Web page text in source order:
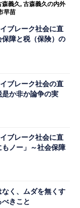
森義久, 古森義久の内外
早苗
ブレーク社会に直
障と税（保険）の
ブレーク社会の直
か非か論争の実
ブレーク社会に直
ノー」～社会保障
く、ムダを無くす
きこと